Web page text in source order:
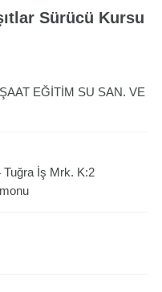
Sürücü Kursu
EĞİTİM SU SAN. VE
Tuğra İş Mrk. K:2